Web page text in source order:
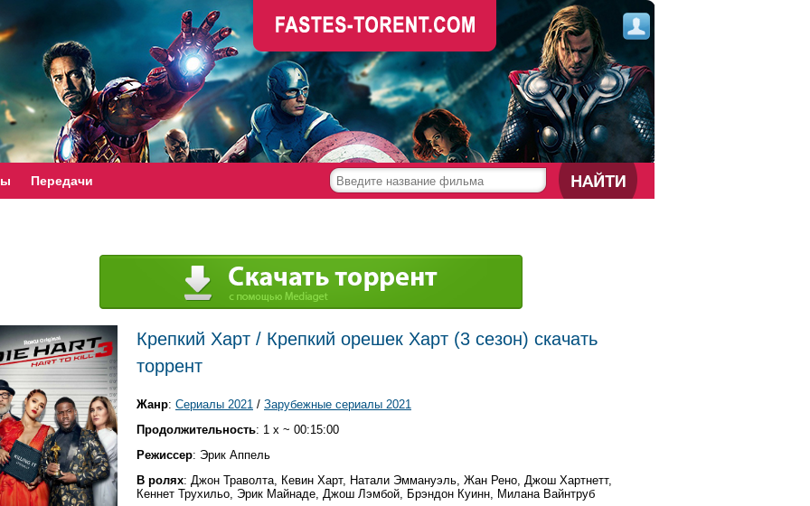
Передачи
Крепкий Харт / Крепкий орешек Харт (3 сезон) скачать
торрент
Жанр: Сериалы 2021 / Зарубежные сериалы 2021
Продолжительность: 1 x ~ 00:15:00
Режиссер: Эрик Аппель
В ролях: Джон Траволта, Кевин Харт, Натали Эммануэль, Жан Рено, Джош Хартнетт,
Кеннет Трухильо, Эрик Майнаде, Джош Лэмбой, Брэндон Куинн, Милана Вайнтруб